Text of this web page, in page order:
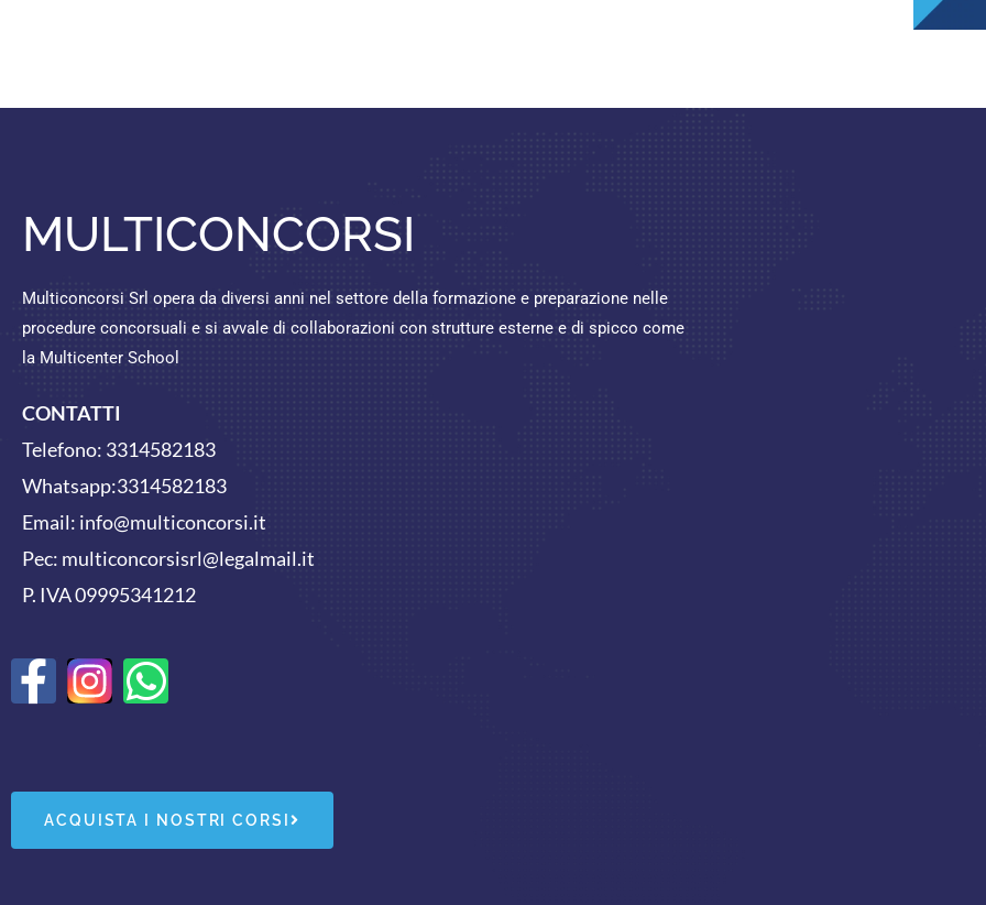
MULTICONCORSI
Multiconcorsi Srl opera da diversi anni nel settore della formazione e preparazione nelle
procedure concorsuali e si avvale di collaborazioni con strutture esterne e di spicco come
la Multicenter School
CONTATTI
Telefono: 3314582183
Whatsapp:3314582183
Email: info@multiconcorsi.it
Pec: multiconcorsisrl@legalmail.it
P. IVA 09995341212
F
e
b
W
t
s
ACQUISTA I NOSTRI CORSI